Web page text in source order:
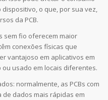
o que, por sua vez,
da PCB.
sem fio oferecem maior
conexões físicas que
vantajoso em aplicativos em
usado em locais diferentes.
normalmente, as PCBs com
dados mais rápidas em